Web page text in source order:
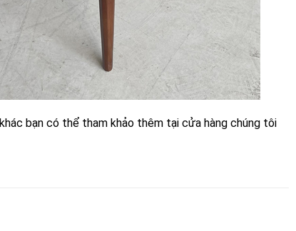
khác bạn có thể tham khảo thêm tại cửa hàng chúng tôi